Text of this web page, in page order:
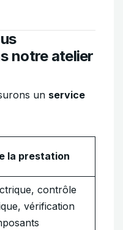
notre atelier
un service
la prestation
contrôle
vérification